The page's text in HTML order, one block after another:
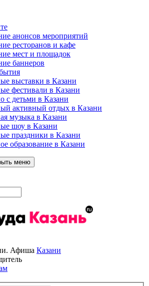
анонсов мероприятий
ресторанов и кафе
мест и площадок
баннеров
выставки в Казани
фестивали в Казани
с детьми в Казани
активный отдых в Казани
музыка в Казани
шоу в Казани
праздники в Казани
образование в Казани
меню
Афиша Казани